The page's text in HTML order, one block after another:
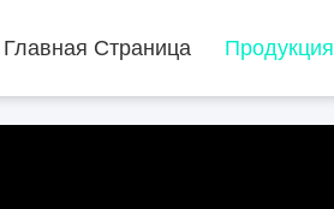
Главная Страница Продукция